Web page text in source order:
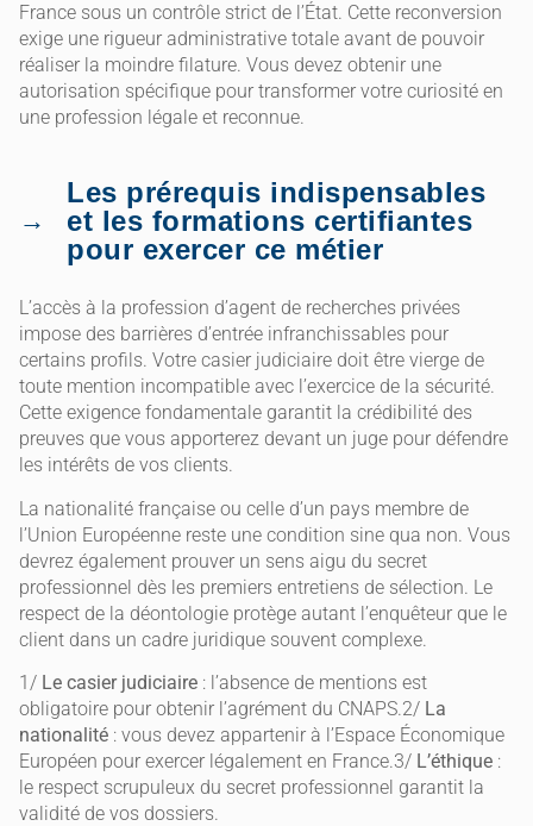
France sous un contrôle strict de l’État. Cette reconversion
exige une rigueur administrative totale avant de pouvoir
réaliser la moindre filature. Vous devez obtenir une
autorisation spécifique pour transformer votre curiosité en
une profession légale et reconnue.
Les prérequis indispensables
et les formations certifiantes
pour exercer ce métier
L’accès à la profession d’agent de recherches privées
impose des barrières d’entrée infranchissables pour
certains profils. Votre casier judiciaire doit être vierge de
toute mention incompatible avec l’exercice de la sécurité.
Cette exigence fondamentale garantit la crédibilité des
preuves que vous apporterez devant un juge pour défendre
les intérêts de vos clients.
La nationalité française ou celle d’un pays membre de
l’Union Européenne reste une condition sine qua non. Vous
devrez également prouver un sens aigu du secret
professionnel dès les premiers entretiens de sélection. Le
respect de la déontologie protège autant l’enquêteur que le
client dans un cadre juridique souvent complexe.
1/ Le casier judiciaire : l’absence de mentions est
obligatoire pour obtenir l’agrément du CNAPS.2/ La
nationalité : vous devez appartenir à l’Espace Économique
Européen pour exercer légalement en France.3/ L’éthique :
le respect scrupuleux du secret professionnel garantit la
validité de vos dossiers.